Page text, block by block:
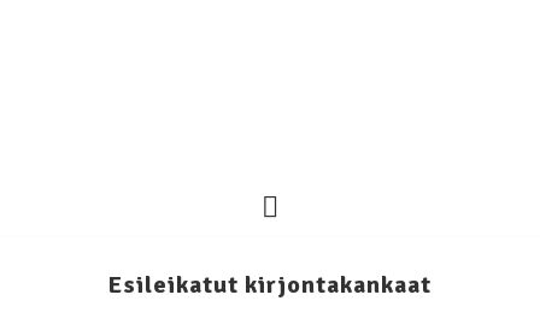
Esileikatut kirjontakankaat